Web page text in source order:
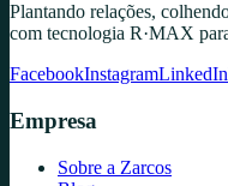
Plantando relações,
com tecnologia R·MAX
FacebookInstagramLinkedIn
Empresa
Sobre a Zarcos